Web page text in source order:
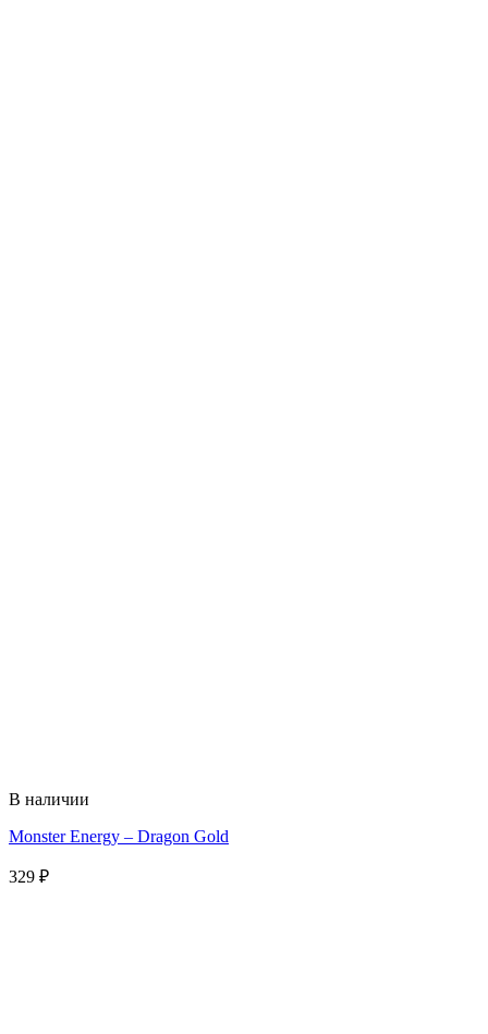
В наличии
Monster Energy – Dragon Gold
329 ₽